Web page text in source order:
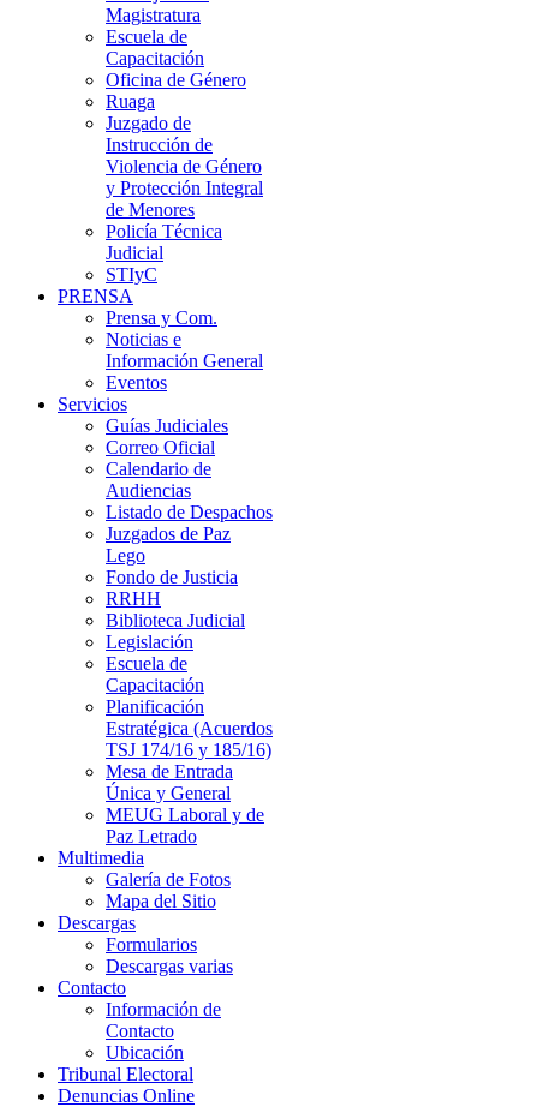
Magistratura
Escuela de
Capacitación
Oficina de Género
Ruaga
Juzgado de
Instrucción de
Violencia de Género
y Protección Integral
de Menores
Policía Técnica
Judicial
STIyC
PRENSA
Prensa y Com.
Noticias e
Información General
Eventos
Servicios
Guías Judiciales
Correo Oficial
Calendario de
Audiencias
Listado de Despachos
Juzgados de Paz
Lego
Fondo de Justicia
RRHH
Biblioteca Judicial
Legislación
Escuela de
Capacitación
Planificación
Estratégica (Acuerdos
TSJ 174/16 y 185/16)
Mesa de Entrada
Única y General
MEUG Laboral y de
Paz Letrado
Multimedia
Galería de Fotos
Mapa del Sitio
Descargas
Formularios
Descargas varias
Contacto
Información de
Contacto
Ubicación
Tribunal Electoral
Denuncias Online